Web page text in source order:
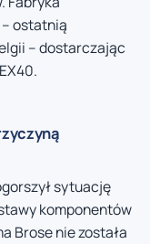
ostatnią
– dostarczając
sytuację
komponentów
Brose nie została